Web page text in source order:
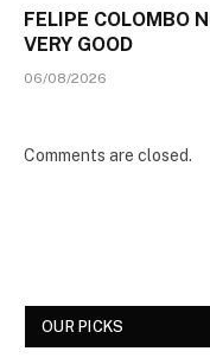
FELIPE COLOMBO
VERY GOOD
06/08/2026
Comments are closed.
OUR PICKS